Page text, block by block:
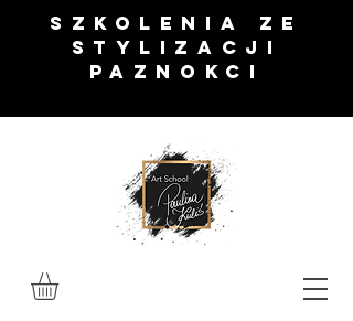
SZKOLENIA ze
stylizacji
paznokci